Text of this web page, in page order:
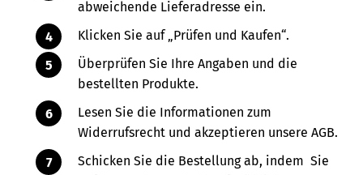
abweichende Lieferadresse ein.
Klicken Sie auf „Prüfen und Kaufen“.
Überprüfen Sie Ihre Angaben und die
bestellten Produkte.
Lesen Sie die Informationen zum
Widerrufsrecht und akzeptieren unsere AGB.
Schicken Sie die Bestellung ab, indem Sie